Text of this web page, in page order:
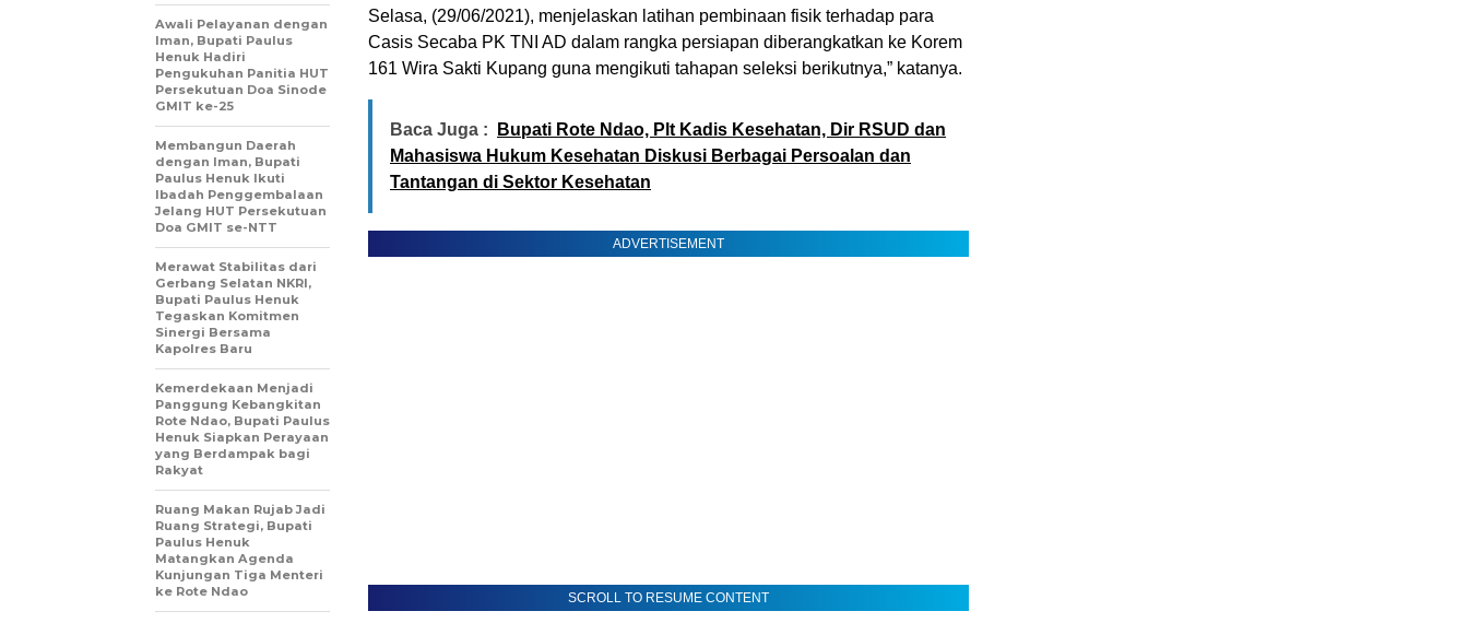
Selasa, (29/06/2021), menjelaskan latihan pembinaan fisik terhadap para
Casis Secaba PK TNI AD dalam rangka persiapan diberangkatkan ke Korem
161 Wira Sakti Kupang guna mengikuti tahapan seleksi berikutnya,” katanya.
Baca Juga :
Bupati Rote Ndao, Plt Kadis Kesehatan, Dir RSUD dan
Mahasiswa Hukum Kesehatan Diskusi Berbagai Persoalan dan
Tantangan di Sektor Kesehatan
ADVERTISEMENT
SCROLL TO RESUME CONTENT
Awali Pelayanan dengan
Iman, Bupati Paulus
Henuk Hadiri
Pengukuhan Panitia HUT
Persekutuan Doa Sinode
GMIT ke-25
Membangun Daerah
dengan Iman, Bupati
Paulus Henuk Ikuti
Ibadah Penggembalaan
Jelang HUT Persekutuan
Doa GMIT se-NTT
Merawat Stabilitas dari
Gerbang Selatan NKRI,
Bupati Paulus Henuk
Tegaskan Komitmen
Sinergi Bersama
Kapolres Baru
Kemerdekaan Menjadi
Panggung Kebangkitan
Rote Ndao, Bupati Paulus
Henuk Siapkan Perayaan
yang Berdampak bagi
Rakyat
Ruang Makan Rujab Jadi
Ruang Strategi, Bupati
Paulus Henuk
Matangkan Agenda
Kunjungan Tiga Menteri
ke Rote Ndao